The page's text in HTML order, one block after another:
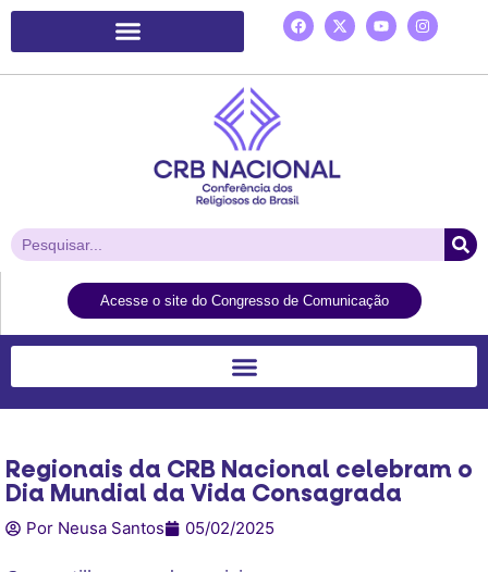
Acesse o site do Congresso de Comunicação
Regionais da CRB Nacional celebram o
Dia Mundial da Vida Consagrada
Por Neusa Santos 05/02/2025